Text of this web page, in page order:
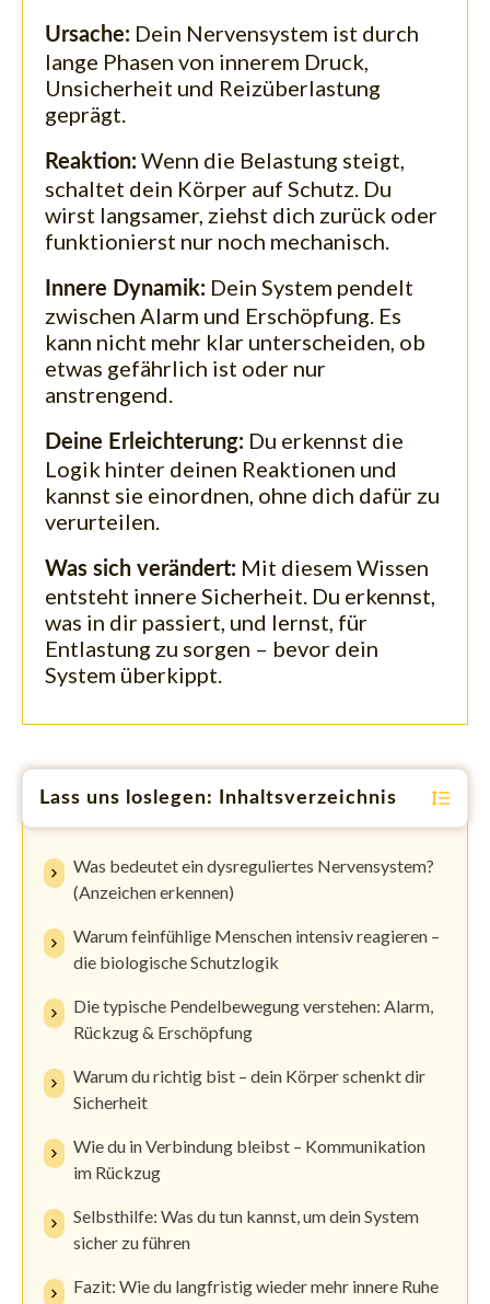
Ursache: Dein Nervensystem ist durch
lange Phasen von innerem Druck,
Unsicherheit und Reizüberlastung
geprägt.
Reaktion: Wenn die Belastung steigt,
schaltet dein Körper auf Schutz. Du
wirst langsamer, ziehst dich zurück oder
funktionierst nur noch mechanisch.
Innere Dynamik: Dein System pendelt
zwischen Alarm und Erschöpfung. Es
kann nicht mehr klar unterscheiden, ob
etwas gefährlich ist oder nur
anstrengend.
Deine Erleichterung: Du erkennst die
Logik hinter deinen Reaktionen und
kannst sie einordnen, ohne dich dafür zu
verurteilen.
Was sich verändert: Mit diesem Wissen
entsteht innere Sicherheit. Du erkennst,
was in dir passiert, und lernst, für
Entlastung zu sorgen – bevor dein
System überkippt.
Lass uns loslegen: Inhaltsverzeichnis
Was bedeutet ein dysreguliertes Nervensystem?
(Anzeichen erkennen)
Warum feinfühlige Menschen intensiv reagieren –
die biologische Schutzlogik
Die typische Pendelbewegung verstehen: Alarm,
Rückzug & Erschöpfung
Warum du richtig bist – dein Körper schenkt dir
Sicherheit
Wie du in Verbindung bleibst – Kommunikation
im Rückzug
Selbsthilfe: Was du tun kannst, um dein System
sicher zu führen
Fazit: Wie du langfristig wieder mehr innere Ruhe